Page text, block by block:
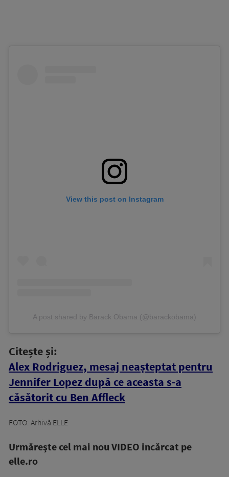
View this post on Instagram
A post shared by Barack Obama (@barackobama)
Citește și:
Alex Rodriguez, mesaj neașteptat pentru
Jennifer Lopez după ce aceasta s-a
căsătorit cu Ben Affleck
FOTO: Arhivă ELLE
Urmăreşte cel mai nou VIDEO incărcat pe
elle.ro